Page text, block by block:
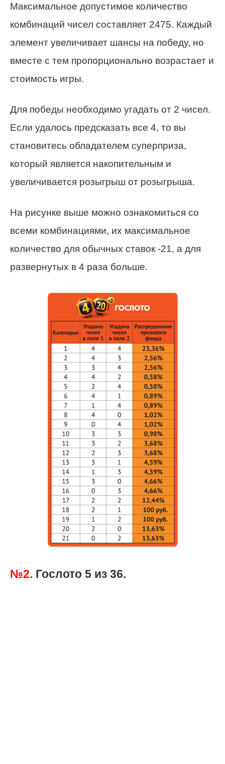
Максимальное допустимое количество
комбинаций чисел составляет 2475. Каждый
элемент увеличивает шансы на победу, но
вместе с тем пропорционально возрастает и
стоимость игры.
Для победы необходимо угадать от 2 чисел.
Если удалось предсказать все 4, то вы
становитесь обладателем суперприза,
который является накопительным и
увеличивается розыгрыш от розыгрыша.
На рисунке выше можно ознакомиться со
всеми комбинациями, их максимальное
количество для обычных ставок -21, а для
развернутых в 4 раза больше.
№2. Гослото 5 из 36.